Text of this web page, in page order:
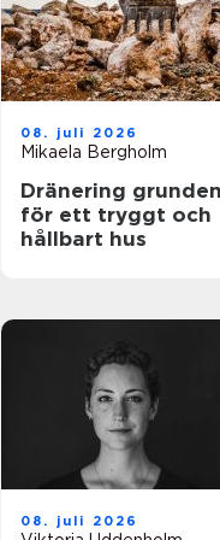
08. juli 2026
Mikaela Bergholm
Dränering grunden
för ett tryggt och
hållbart hus
08. juli 2026